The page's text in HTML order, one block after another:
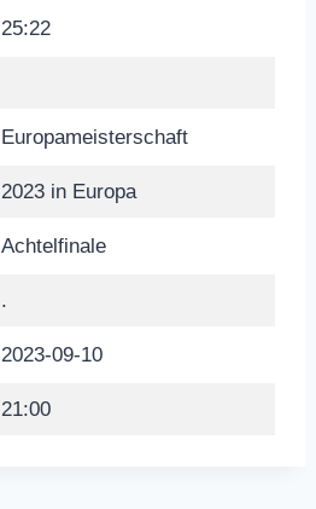
25:22
Europameisterschaft
2023 in Europa
Achtelfinale
.
2023-09-10
21:00